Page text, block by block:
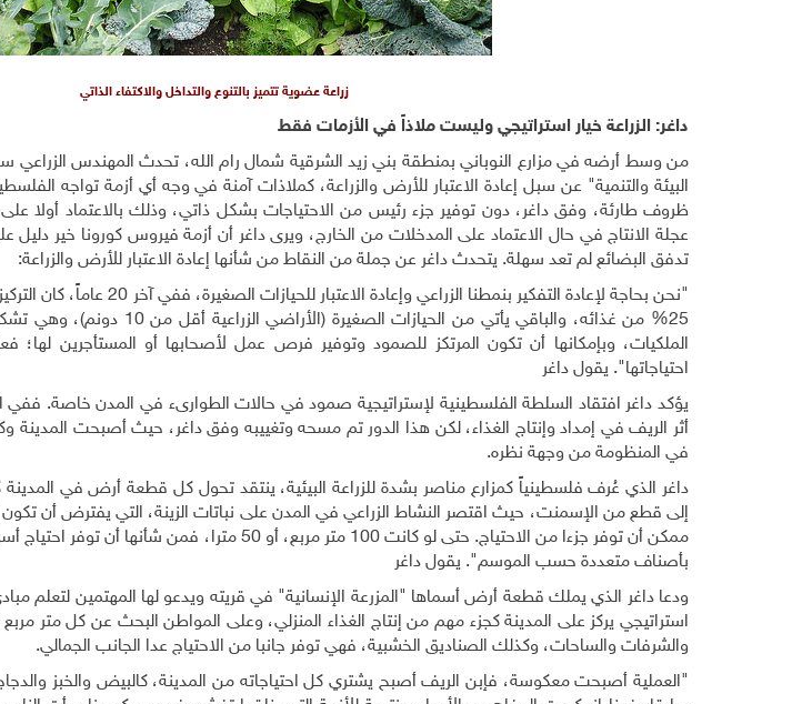
زراعة عضوية تتميز بالتنوع والتداخل والاكتفاء الذاتي
داغر: الزراعة خيار استراتيجي وليست ملاذاً في الأزمات فقط
من وسط أرضه في مزارع النوباني بمنطقة بني زيد الشرقية شمال رام الله، تحدث المهندس الزراعي سعد
البيئة والتنمية" عن سبل إعادة الاعتبار للأرض والزراعة، كملاذات آمنة في وجه أي أزمة تواجه
ظروف طارئة، وفق داغر، دون توفير جزء رئيس من الاحتياجات بشكل ذاتي، وذلك بالاعتماد أولا
عجلة الانتاج في حال الاعتماد على المدخلات من الخارج، ويرى داغر أن أزمة فيروس كورونا خير
تدفق البضائع لم تعد سهلة. يتحدث داغر عن جملة من النقاط من شأنها إعادة الاعتبار للأرض والزراعة:
"نحن بحاجة لإعادة التفكير بنمطنا
الملكيات، وبإمكانها أن تكون المرتكز للصمود وتوفير فرص عمل لأصحابها أو المستأجرين لها؛
احتياجاتها". يقول داغر
يؤكد داغر افتقاد السلطة الفلسطينية لإستراتيجية صمود في حالات الطوارىء في المدن خاصة. ففي
أثر الريف في إمداد وإنتاج الغذاء، لكن هذا الدور تم مسحه وتغييبه وفق داغر، حيث أصبحت المدينة
في المنظومة من وجهة نظره.
داغر الذي عُرف فلسطينياً كمزارع مناصر بشدة للزراعة البيئية، ينتقد تحول كل قطعة أرض في
إلى قطع من الإسمنت، حيث اقتصر النشاط الزراعي في المدن على نباتات الزينة، التي يفترض أن
بأصناف متعددة حسب الموسم". يقول داغر
ودعا داغر الذي يملك قطعة أرض أسماها "المزرعة الإنسانية" في قريته ويدعو لها المهتمين لتعلم مبادئ
استراتيجي يركز على المدينة كجزء مهم من إنتاج الغذاء المنزلي، وعلى المواطن البحث عن كل متر
والشرفات والساحات، وكذلك الصناديق الخشبية، فهي توفر جانبا من الاحتياج عدا الجانب الجمالي.
"العملية أصبحت معكوسة، فإبن الريف أصبح يشتري كل احتياجاته من المدينة، كالبيض والخبز